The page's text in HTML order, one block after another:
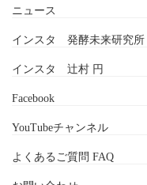
ニュース
インスタ 発酵未来研究所
インスタ 辻村 円
Facebook
YouTubeチャンネル
よくあるご質問 FAQ